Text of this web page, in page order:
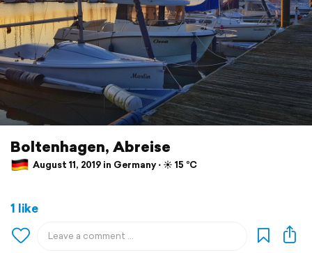
Boltenhagen, Abreise
August 11, 2019 in Germany ⋅ ☀️ 15 °C
1 like